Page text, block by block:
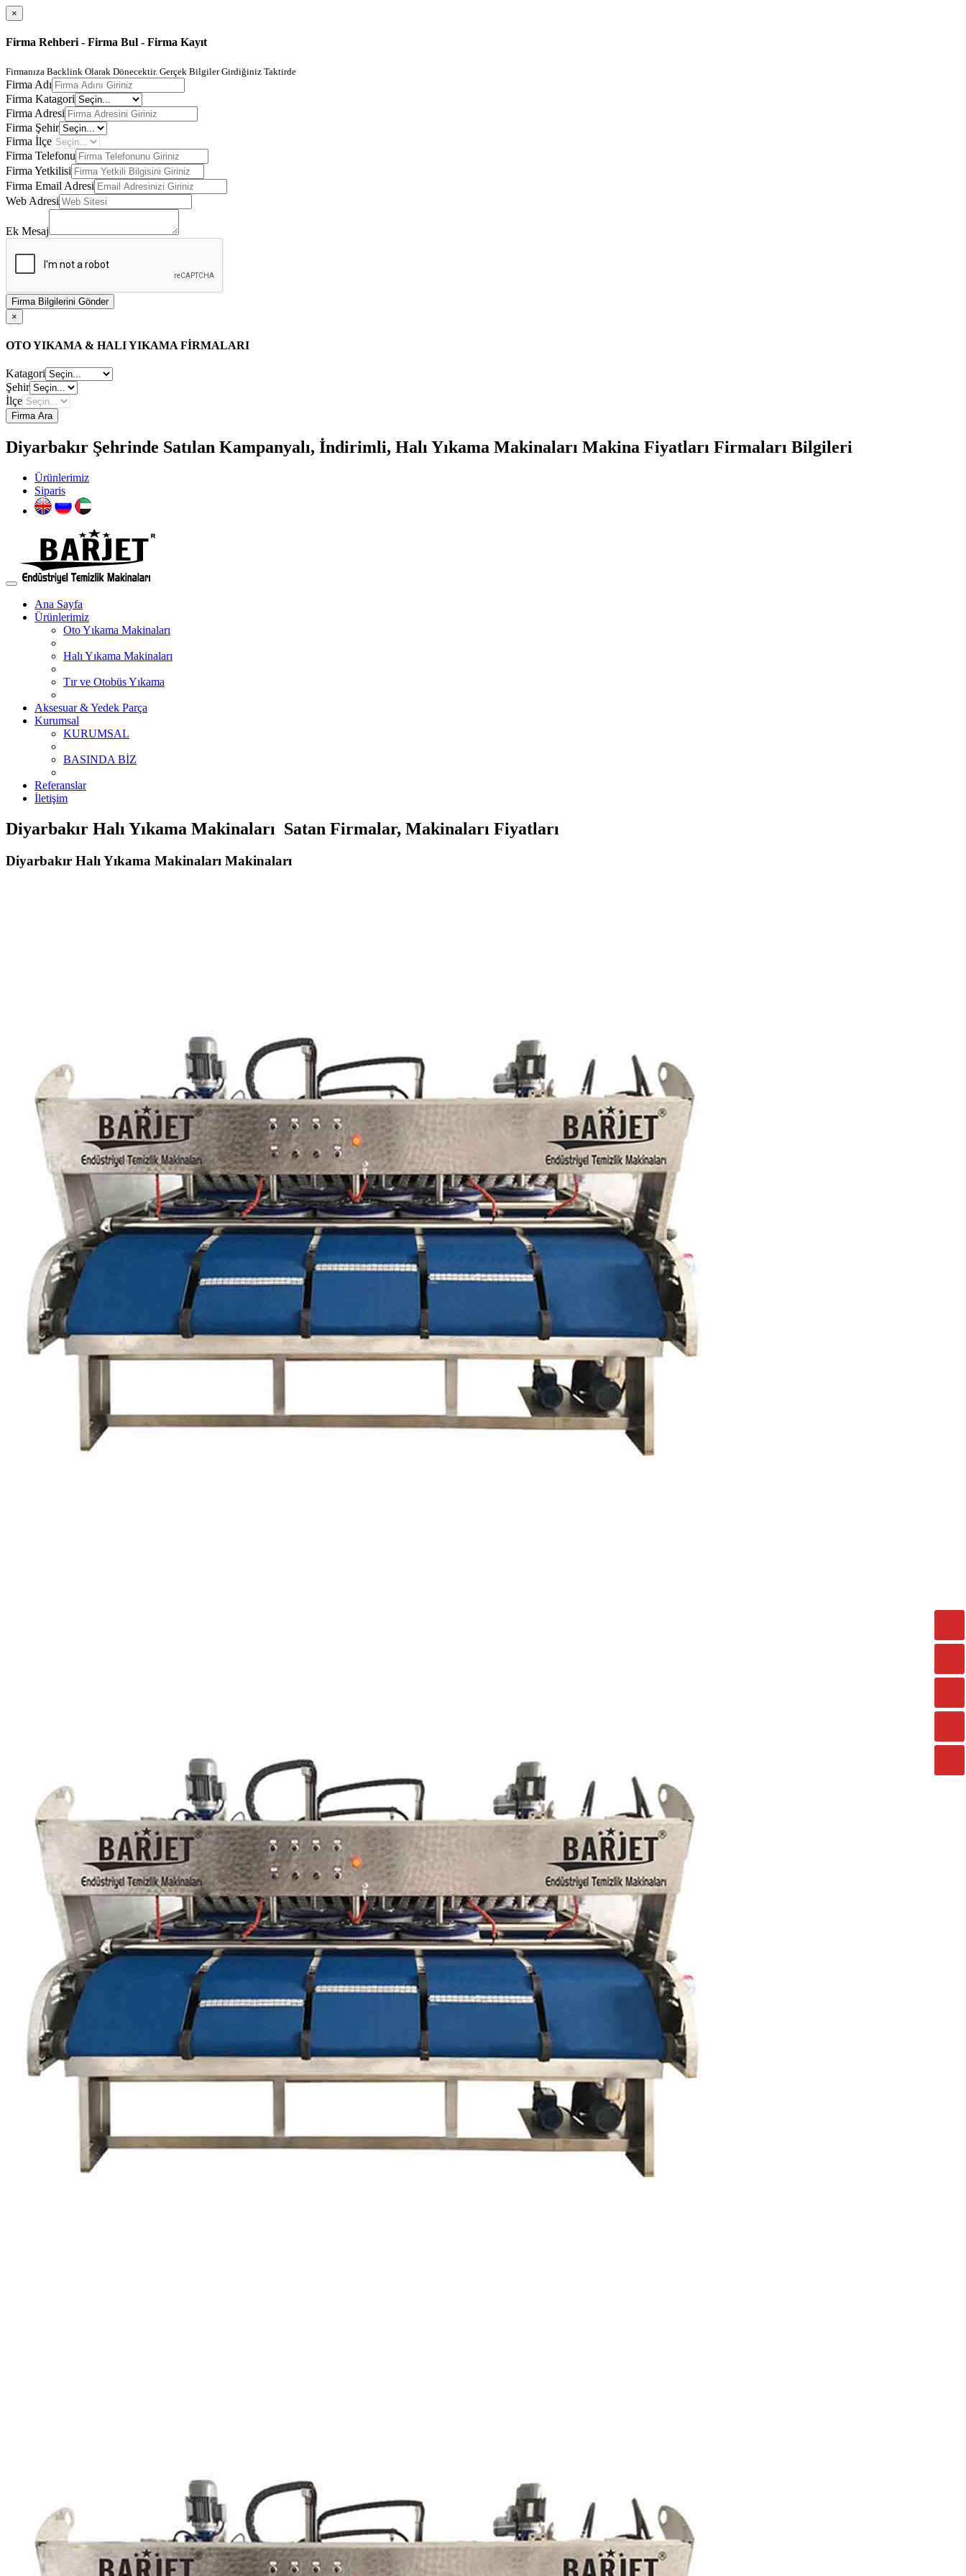
×
Firma Rehberi - Firma Bul - Firma Kayıt
Firmanıza Backlink Olarak Dönecektir. Gerçek Bilgiler Girdiğiniz Taktirde
Firma Adı
Firma Katagori
Firma Adresi
Firma Şehir
Firma İlçe
Firma Telefonu
Firma Yetkilisi
Firma Email Adresi
Web Adresi
Ek Mesaj
Firma Bilgilerini Gönder
×
OTO YIKAMA & HALI YIKAMA FİRMALARI
Katagori
Şehir
İlçe
Firma Ara
Diyarbakır Şehrinde Satılan Kampanyalı, İndirimli, Halı Yıkama Makinaları Makina Fiyatları Firmaları Bilgileri
Ürünlerimiz
Siparis
Ana Sayfa
Ürünlerimiz
Oto Yıkama Makinaları
Halı Yıkama Makinaları
Tır ve Otobüs Yıkama
Aksesuar & Yedek Parça
Kurumsal
KURUMSAL
BASINDA BİZ
Referanslar
İletişim
Diyarbakır Halı Yıkama Makinaları Satan Firmalar, Makinaları Fiyatları
Diyarbakır Halı Yıkama Makinaları Makinaları